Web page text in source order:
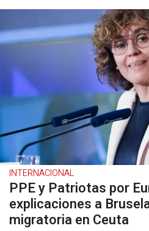
INTERNACIONAL
PPE y Patriotas por
explicaciones a
migratoria en Ceuta